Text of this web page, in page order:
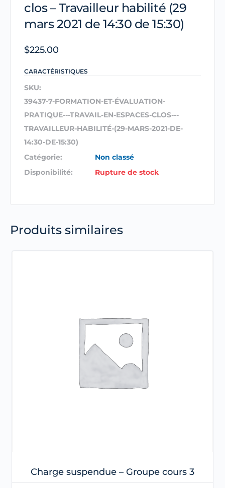
clos – Travailleur habilité (29
mars 2021 de 14:30 de 15:30)
$225.00
CARACTÉRISTIQUES
SKU:
39437-7-FORMATION-ET-ÉVALUATION-
PRATIQUE---TRAVAIL-EN-ESPACES-CLOS---
TRAVAILLEUR-HABILITÉ-(29-MARS-2021-DE-
14:30-DE-15:30)
Catégorie:
Non classé
Disponibilité:
Rupture de stock
Produits similaires
Charge suspendue – Groupe cours 3